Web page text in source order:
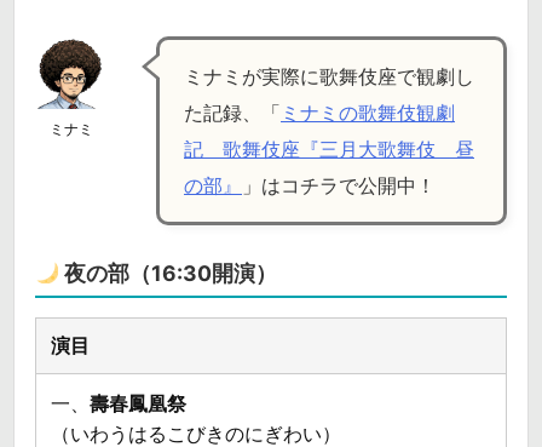
ミナミ
ミナミが実際に歌舞伎座で観劇し
た記録、「 ミナミの歌舞伎観劇
記 歌舞伎座『三月大歌舞伎 昼
の部』
」はコチラで公開中！
夜の部（16:30開演）
一、 壽春鳳凰祭
（いわうはるこびきのにぎわい）